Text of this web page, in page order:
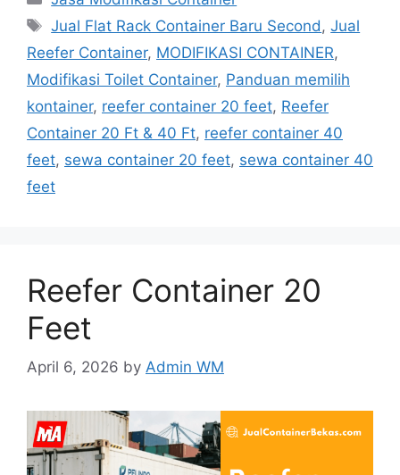
Tags
Jual Flat Rack Container Baru Second ,Jual
Reefer Container, MODIFIKASI CONTAINER,
Modifikasi Toilet Container, Panduan memilih
kontainer, reefer container 20 feet, Reefer
Container 20 Ft & 40 Ft, reefer container 40
feet, sewa container 20 feet, sewa container 40
feet
Reefer Container 20
Feet
April 6, 2026 by Admin WM